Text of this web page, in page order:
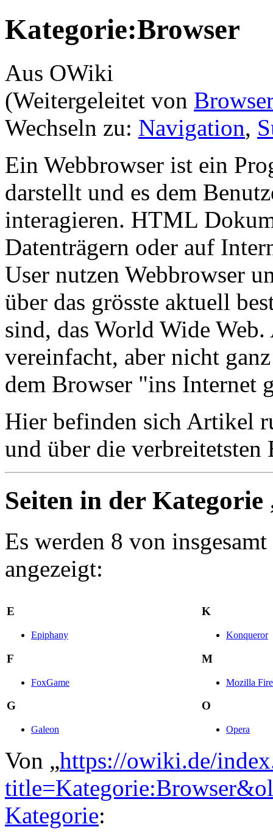
Kategorie:Browser
Aus OWiki
(Weitergeleitet von
Wechseln zu: Navigation,
Ein Webbrowser ist ein
darstellt und es dem
interagieren. HTML
Datenträgern oder auf
User nutzen Webbrowser
über das grösste aktuell
sind, das World Wide
vereinfacht, aber nicht
dem Browser "ins Internet
Hier befinden sich Artikel
und über die verbreitetsten
Seiten in der Kategorie
Es werden 8 von
angezeigt:
E
Epiphany
F
FoxGame
G
Galeon
K
Konqueror
M
Mozilla
O
Opera
Von „https://owiki.de/
Kategorie: